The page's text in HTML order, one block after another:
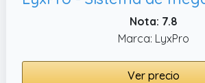
Nota: 7.8
Marca: LyxPro
Ver precio